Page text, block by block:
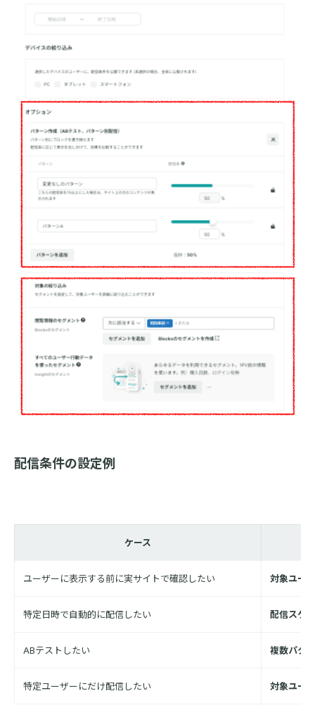
配信条件の設定例
ケース
ユーザーに表示する前に実サイトで確認したい 対象ユー
特定日時で自動的に配信したい 配信スケ
ABテストしたい 複数パタ
特定ユーザーにだけ配信したい 対象ユー